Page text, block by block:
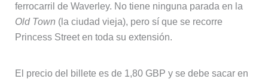
ferrocarril de Waverley. No tiene ninguna parada en la
Old Town (la ciudad vieja), pero sí que se recorre
Princess Street en toda su extensión.
El precio del billete es de 1,80 GBP y se debe sacar en